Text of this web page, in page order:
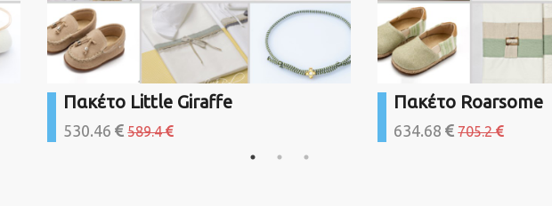
Πακέτο Little Giraffe
530.46 589.4
Πακέτο Roarsome
634.68 705.2